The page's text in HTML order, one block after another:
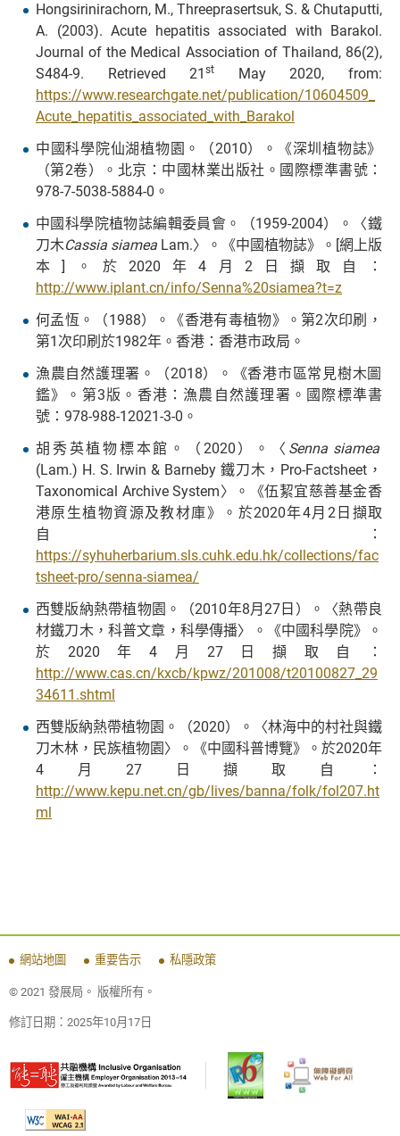
Hongsirinirachorn, M., Threeprasertsuk, S. & Chutaputti,
A. (2003). Acute hepatitis associated with Barakol.
Journal of the Medical Association of Thailand, 86(2),
S484-9. Retrieved 21st
May 2020, from:
https://www.researchgate.net/publication/10604509_
Acute_hepatitis_associated_with_Barakol
中國科學院仙湖植物園。（2010）。《深圳植物誌》
（第2卷）。北京：中國林業出版社。國際標準書號：
978-7-5038-5884-0。
中國科學院植物誌編輯委員會。（1959-2004）。〈鐵
刀木Cassia siamea Lam.〉。《中國植物誌》。[網上版
本]。於2020年4月2日擷取自：
http://www.iplant.cn/info/Senna%20siamea?t=z
何孟恆。（1988）。《香港有毒植物》。第2次印刷，
第1次印刷於1982年。香港：香港市政局。
漁農自然護理署。（2018）。《香港市區常見樹木圖
鑑》。第3版。香港：漁農自然護理署。國際標準書
號：978-988-12021-3-0。
胡秀英植物標本館。（2020）。〈 Senna siamea
(Lam.) H. S. Irwin & Barneby 鐵刀木，Pro-Factsheet，
Taxonomical Archive System〉。《伍絜宜慈善基金香
港原生植物資源及教材庫》。於2020年4月2日擷取
自：
https://syhuherbarium.sls.cuhk.edu.hk/collections/fac
tsheet-pro/senna-siamea/
西雙版納熱帶植物園。（2010年8月27日）。〈熱帶良
材鐵刀木，科普文章，科學傳播〉。《中國科學院》。
於2020年4月27日擷取自：
http://www.cas.cn/kxcb/kpwz/201008/t20100827_29
34611.shtml
西雙版納熱帶植物園。（2020）。〈林海中的村社與鐵
刀木林，民族植物園〉。《中國科普博覽》。於2020年
4月27日擷取自：
http://www.kepu.net.cn/gb/lives/banna/folk/fol207.ht
ml
網站地圖 重要告示 私隱政策
© 2021 發展局。 版權所有。
修訂日期： 2025年10月17日